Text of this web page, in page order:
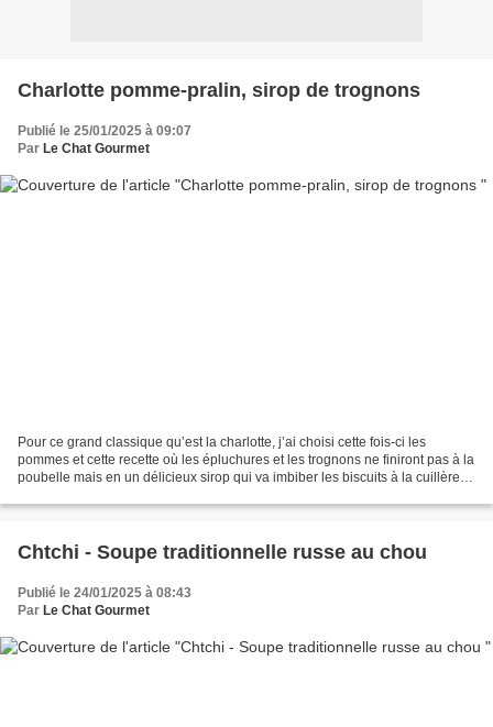
Charlotte pomme-pralin, sirop de trognons
Publié le 25/01/2025 à 09:07
Par Le Chat Gourmet
Pour ce grand classique qu’est la charlotte, j’ai choisi cette fois-ci les
pommes et cette recette où les épluchures et les trognons ne finiront pas à la
poubelle mais en un délicieux sirop qui va imbiber les biscuits à la cuillère.
Chtchi - Soupe traditionnelle russe au chou
Publié le 24/01/2025 à 08:43
Par Le Chat Gourmet